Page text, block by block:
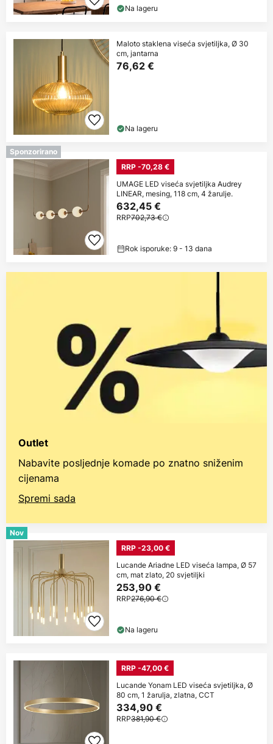
Na lageru
Maloto staklena viseća svjetiljka, Ø 30
cm, jantarna
76,62 €
Na lageru
Sponzorirano
RRP -70,28 €
UMAGE LED viseća svjetiljka Audrey
LINEAR, mesing, 118 cm, 4 žarulje.
632,45 €
RRP702,73 €
Rok isporuke: 9 - 13 dana
Outlet
Nabavite posljednje komade po znatno sniženim
cijenama
Spremi sada
Nov
RRP -23,00 €
Lucande Ariadne LED viseća lampa, Ø 57
cm, mat zlato, 20 svjetiljki
253,90 €
RRP276,90 €
Na lageru
RRP -47,00 €
Lucande Yonam LED viseća svjetiljka, Ø
80 cm, 1 žarulja, zlatna, CCT
334,90 €
RRP381,90 €